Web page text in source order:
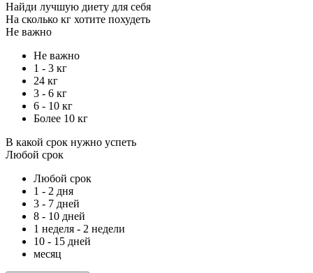
Найди лучшую диету для себя
На сколько кг хотите похудеть
Не важно
Не важно
1 - 3 кг
24 кг
3 - 6 кг
6 - 10 кг
Более 10 кг
В какой срок нужно успеть
Любой срок
Любой срок
1 - 2 дня
3 - 7 дней
8 - 10 дней
1 неделя - 2 недели
10 - 15 дней
месяц